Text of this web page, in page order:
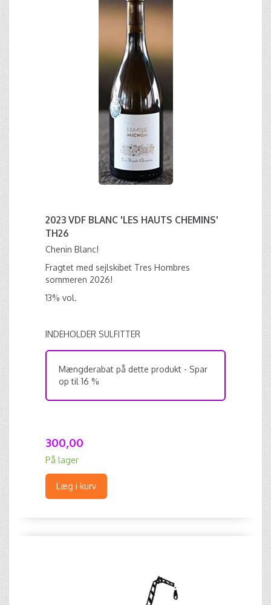
2023 VDF BLANC 'LES HAUTS CHEMINS'
TH26
Chenin Blanc!
Fragtet med sejlskibet Tres Hombres
sommeren 2026!
13% vol.
INDEHOLDER SULFITTER
Mængderabat på dette produkt - Spar
op til 16 %
300,00
På lager
Læg i kurv